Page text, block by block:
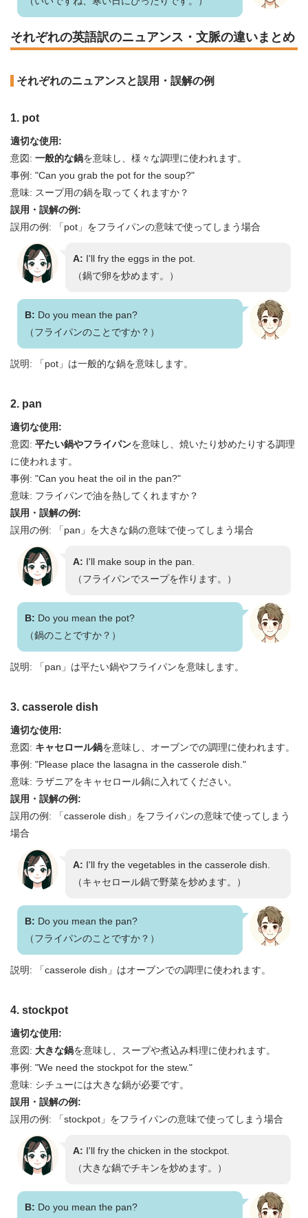
それぞれの英語訳のニュアンス・文脈の違いまとめ
それぞれのニュアンスと誤用・誤解の例
1. pot
適切な使用:
意図: 一般的な鍋を意味し、様々な調理に使われます。
事例: "Can you grab the pot for the soup?"
意味: スープ用の鍋を取ってくれますか？
誤用・誤解の例:
誤用の例: 「pot」をフライパンの意味で使ってしまう場合
A: I'll fry the eggs in the pot.
（鍋で卵を炒めます。）
B: Do you mean the pan?
（フライパンのことですか？）
説明: 「pot」は一般的な鍋を意味します。
2. pan
適切な使用:
意図: 平たい鍋やフライパンを意味し、焼いたり炒めたりする調理
に使われます。
事例: "Can you heat the oil in the pan?"
意味: フライパンで油を熱してくれますか？
誤用・誤解の例:
誤用の例: 「pan」を大きな鍋の意味で使ってしまう場合
A: I'll make soup in the pan.
（フライパンでスープを作ります。）
B: Do you mean the pot?
（鍋のことですか？）
説明: 「pan」は平たい鍋やフライパンを意味します。
3. casserole dish
適切な使用:
意図: キャセロール鍋を意味し、オーブンでの調理に使われます。
事例: "Please place the lasagna in the casserole dish."
意味: ラザニアをキャセロール鍋に入れてください。
誤用・誤解の例:
誤用の例: 「casserole dish」をフライパンの意味で使ってしまう
場合
A: I'll fry the vegetables in the casserole dish.
（キャセロール鍋で野菜を炒めます。）
B: Do you mean the pan?
（フライパンのことですか？）
説明: 「casserole dish」はオーブンでの調理に使われます。
4. stockpot
適切な使用:
意図: 大きな鍋を意味し、スープや煮込み料理に使われます。
事例: "We need the stockpot for the stew."
意味: シチューには大きな鍋が必要です。
誤用・誤解の例:
誤用の例: 「stockpot」をフライパンの意味で使ってしまう場合
A: I'll fry the chicken in the stockpot.
（大きな鍋でチキンを炒めます。）
B: Do you mean the pan?